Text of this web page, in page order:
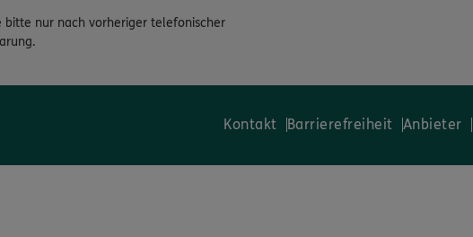
bitte nur nach vorheriger telefonischer
Kontakt Barrierefreiheit Anbieter